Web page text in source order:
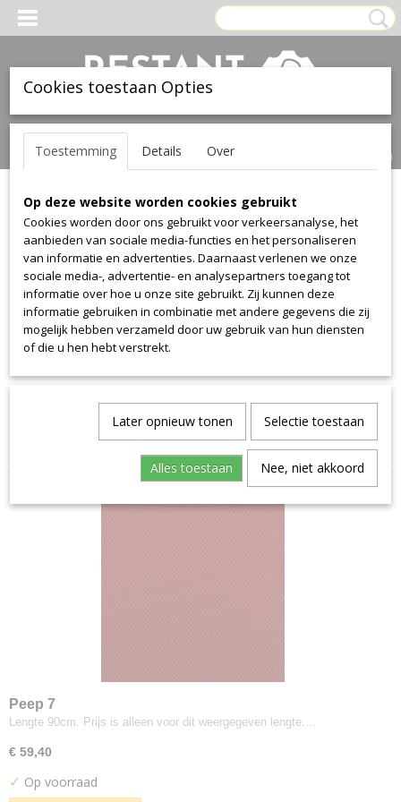
Inloggen Registreren
(0)
Home >Stof>Kvadrat>Peep
Stof
Alcantara
Alcantara
Aristide
Aristide--warwick
Brugman
Camira
Advantage
Aquarius
Blazer Light
Sorteer op:
Peep 7
Lengte 90cm. Prijs is alleen voor dit weergegeven lengte.…
€ 59,40
✓ Op voorraad
Cookies toestaan Opties
Toestemming Details Over
Op deze website worden cookies gebruikt
Cookies worden door ons gebruikt voor verkeersanalyse, het
aanbieden van sociale media-functies en het personaliseren
van informatie en advertenties. Daarnaast verlenen we onze
sociale media-, advertentie- en analysepartners toegang tot
informatie over hoe u onze site gebruikt. Zij kunnen deze
informatie gebruiken in combinatie met andere gegevens die zij
mogelijk hebben verzameld door uw gebruik van hun diensten
of die u hen hebt verstrekt.
Later opnieuw tonen Selectie toestaan
Alles toestaan Nee, niet akkoord